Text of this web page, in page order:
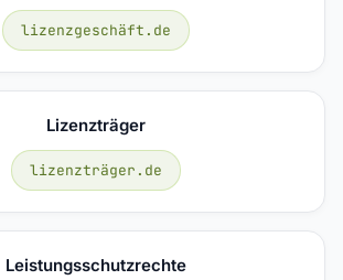
lizenzgeschäft.de
Lizenzträger
lizenzträger.de
Leistungsschutzrechte